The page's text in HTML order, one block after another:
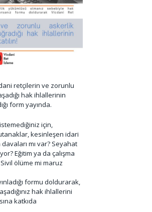
retçilerin ve zorunlu
hak ihlallerinin
form yayında.
için,
kesinleşen idari
mı var? Seyahat
Eğitim ya da çalışma
ölüme mi maruz
formu doldurarak,
hak ihlallerini
katkıda